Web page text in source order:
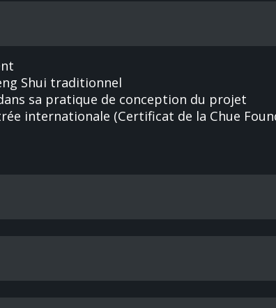
Shui traditionnel
sa pratique de conception du projet
internationale (Certificat de la Chue